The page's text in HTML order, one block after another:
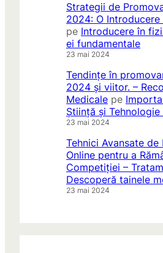
Strategii de
2024: O
pe Introducere în
ei fundamentale
23 mai 2024
Tendințe în
2024 și viitor. –
Medicale pe
Știință și
23 mai 2024
Tehnici Avansate de
Online pentru a
Competiției –
Descoperă tainele
23 mai 2024